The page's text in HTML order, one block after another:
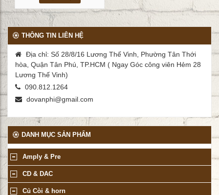
THÔNG TIN LIÊN HỆ
Địa chỉ: Số 28/8/16 Lương Thế Vinh, Phường Tân Thới
hòa, Quận Tân Phú, TP.HCM ( Ngay Góc công viên Hẻm 28
Lương Thế Vinh)
090.812.1264
dovanphi@gmail.com
DANH MỤC SẢN PHẨM
Amply & Pre
CD & DAC
Củ Còi & horn